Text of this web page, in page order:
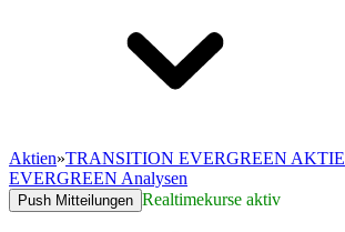
Aktien»TRANSITION EVERGREEN AKTIE
EVERGREEN Analysen
Push Mitteilungen Realtimekurse aktiv